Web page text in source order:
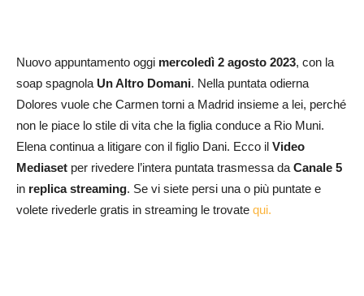
Nuovo appuntamento oggi mercoledì 2 agosto 2023, con la
soap spagnola Un Altro Domani. Nella puntata odierna
Dolores vuole che Carmen torni a Madrid insieme a lei, perché
non le piace lo stile di vita che la figlia conduce a Rio Muni.
Elena continua a litigare con il figlio Dani. Ecco il Video
Mediaset per rivedere l’intera puntata trasmessa daCanale 5
in replica streaming. Se vi siete persi una o più puntate e
volete rivederle gratis in streaming le trovate qui.